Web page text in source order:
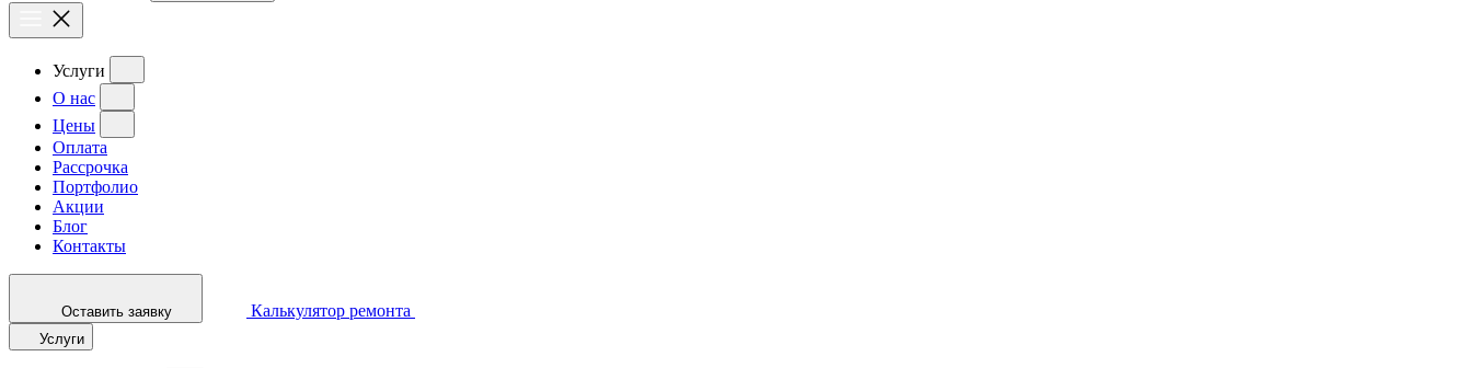
Услуги
О нас
Цены
Оплата
Рассрочка
Портфолио
Акции
Блог
Контакты
Оставить заявку Калькулятор ремонта
Услуги